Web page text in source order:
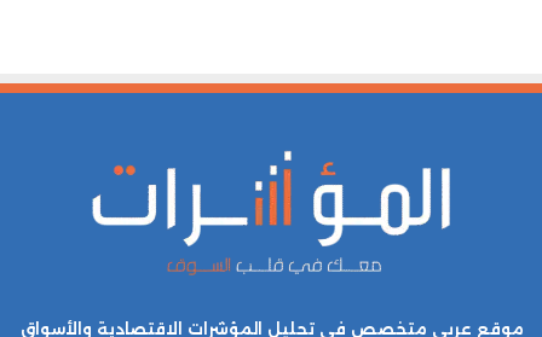
موقع عربي متخصص في تحليل المؤشرات الاقتصادية والأسواق